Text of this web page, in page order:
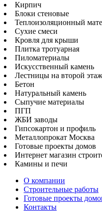
Кирпич
Блоки стеновые
Теплоизоляционный
Сухие смеси
Кровля для крыши
Плитка тротуарная
Пиломатериалы
Искусственный камень
Лестницы на второй
Бетон
Натуральный камень
Сыпучие материалы
ПГП
ЖБИ заводы
Гипсокартон и профиль
Металлопрокат Москва
Готовые проекты домов
Интернет магазин
Камины и печи
О компании
Строительные работы
Готовые проекты
Контакты